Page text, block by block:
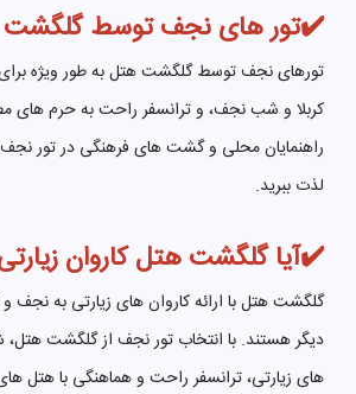
✔️تور های نجف توسط گلگشت
تورهای نجف توسط گلگشت هتل به طور ویژه برای
کربلا و شب نجف، و ترانسفر راحت به حرم های
راهنمایان محلی و گشت های فرهنگی در تور
لذت ببرید.
✔️آیا گلگشت هتل کاروان
گلگشت هتل با ارائه کاروان های زیارتی به نجف
دیگر هستند. با انتخاب تور نجف از گلگشت
های زیارتی، ترانسفر راحت و هماهنگی با هتل